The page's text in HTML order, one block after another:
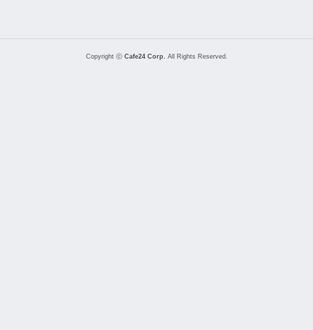
Copyright ⓒ Cafe24 Corp. All Rights Reserved.